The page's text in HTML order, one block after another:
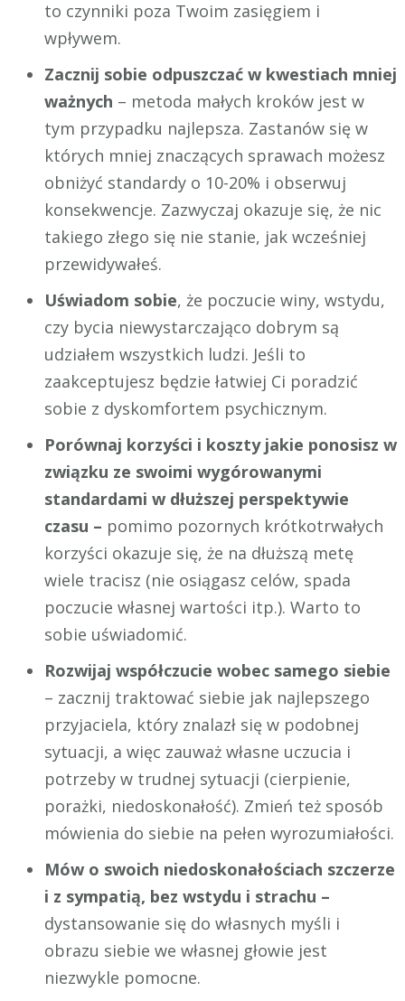
to czynniki poza Twoim zasięgiem i
wpływem.
Zacznij sobie odpuszczać w kwestiach mniej
ważnych – metoda małych kroków jest w
tym przypadku najlepsza. Zastanów się w
których mniej znaczących sprawach możesz
obniżyć standardy o 10-20% i obserwuj
konsekwencje. Zazwyczaj okazuje się, że nic
takiego złego się nie stanie, jak wcześniej
przewidywałeś.
Uświadom sobie, że poczucie winy, wstydu,
czy bycia niewystarczająco dobrym są
udziałem wszystkich ludzi. Jeśli to
zaakceptujesz będzie łatwiej Ci poradzić
sobie z dyskomfortem psychicznym.
Porównaj korzyści i koszty jakie ponosisz w
związku ze swoimi wygórowanymi
standardami w dłuższej perspektywie
czasu – pomimo pozornych krótkotrwałych
korzyści okazuje się, że na dłuższą metę
wiele tracisz (nie osiągasz celów, spada
poczucie własnej wartości itp.). Warto to
sobie uświadomić.
Rozwijaj współczucie wobec samego siebie
– zacznij traktować siebie jak najlepszego
przyjaciela, który znalazł się w podobnej
sytuacji, a więc zauważ własne uczucia i
potrzeby w trudnej sytuacji (cierpienie,
porażki, niedoskonałość). Zmień też sposób
mówienia do siebie na pełen wyrozumiałości.
Mów o swoich niedoskonałościach szczerze
i z sympatią, bez wstydu i strachu –
dystansowanie się do własnych myśli i
obrazu siebie we własnej głowie jest
niezwykle pomocne.